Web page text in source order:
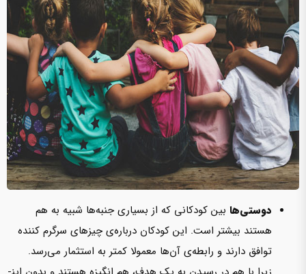
دوستی‌ها بین کودکانی که از بسیاری جنبه‌ها شبیه به هم
هستند بیشتر است. این کودکان درباره‌ی چیزهای سرگرم کننده
توافق دارند و رابطه‌ی آن‌ها معمولا کمتر به استثمار می‌رسد.